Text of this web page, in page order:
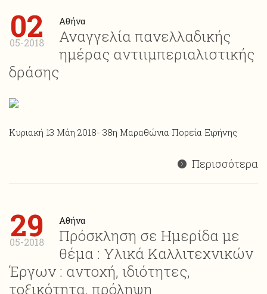
02
05-2018
Αθήνα
Αναγγελία πανελλαδικής
ημέρας αντιιμπεριαλιστικής
δράσης
Κυριακή 13 Μάη 2018- 38η Μαραθώνια Πορεία Ειρήνης
Περισσότερα
29
05-2018
Αθήνα
Πρόσκληση σε Ημερίδα με
θέμα : Υλικά Καλλιτεχνικών
Έργων : αντοχή, ιδιότητες,
τοξικότητα, πρόληψη